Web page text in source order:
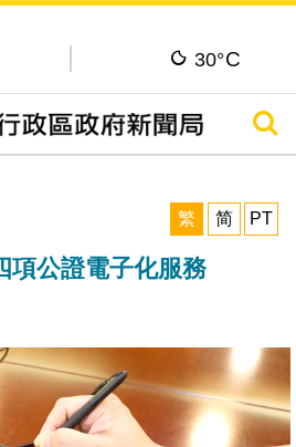
30°C
搜尋
繁
简 PT
項公證電子化服務